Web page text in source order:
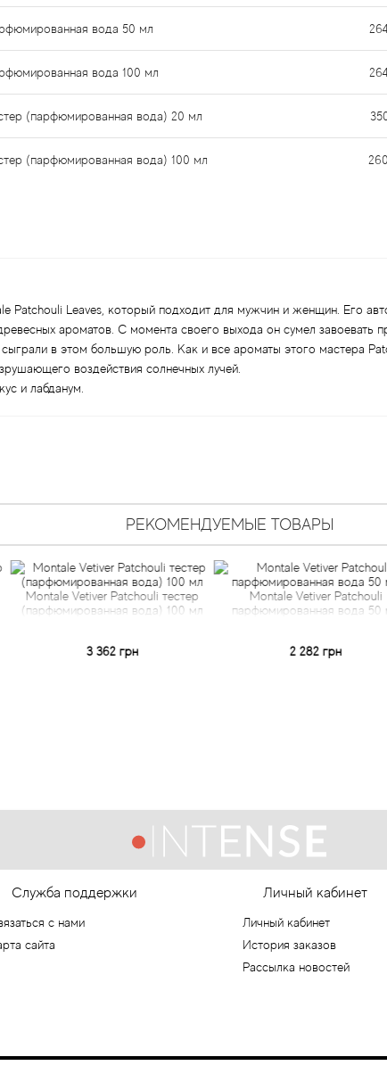
вода 50 мл
вода 100 мл
(парфюмированная вода) 20 мл
(парфюмированная вода) 100 мл
Leaves, который подходит для мужчин и женщин. Его
ароматов. С момента своего выхода он сумел завоевать
сыграли в этом большую роль. Как и все ароматы этого мастера
воздействия солнечных лучей.
и лабданум.
РЕКОМЕНДУЕМЫЕ ТОВАРЫ
Vetiver Patchouli тестер
вода) 100 мл
Montale Vetiver Patchouli
парфюмированная вода 50 мл
Служба поддержки
с нами
сайта
Личный кабинет
Личный кабинет
История заказов
Рассылка новостей